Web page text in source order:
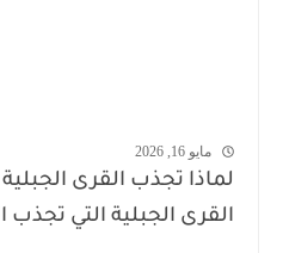
مايو 16, 2026
لماذا تجذب القرى
القرى الجبلية التي تجذب